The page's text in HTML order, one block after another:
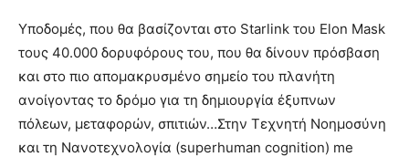
Υποδομές, που θα βασίζονται στο Starlink του Elon Mask
τους 40.000 δορυφόρους του, που θα δίνουν πρόσβαση
και στο πιο απομακρυσμένο σημείο του πλανήτη
ανοίγοντας το δρόμο για τη δημιουργία έξυπνων
πόλεων, μεταφορών, σπιτιών…Στην Τεχνητή Νοημοσύνη
και τη Νανοτεχνολογία (superhuman cognition) me